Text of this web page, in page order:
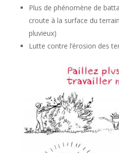
Plus de phénomène de
croute à la surface du
pluvieux)
Lutte contre l’érosion des